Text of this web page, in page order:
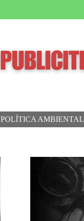
POLÍTICA AMBIENTAL